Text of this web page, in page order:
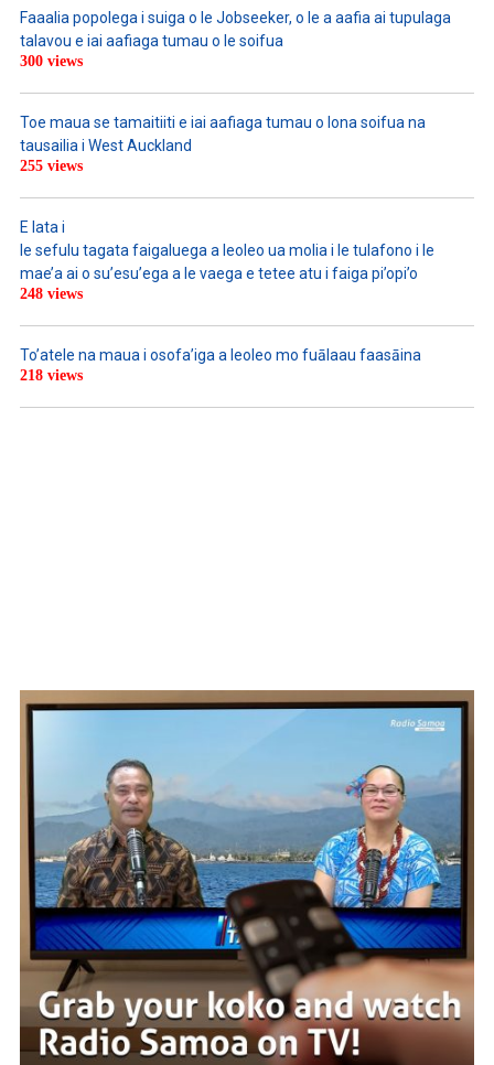
Faaalia popolega i suiga o le Jobseeker, o le a aafia ai tupulaga
talavou e iai aafiaga tumau o le soifua
300 views
Toe maua se tamaitiiti e iai aafiaga tumau o lona soifua na
tausailia i West Auckland
255 views
E lata i
le sefulu tagata faigaluega a leoleo ua molia i le tulafono i le
mae’a ai o su’esu’ega a le vaega e tetee atu i faiga pi’opi’o
248 views
To’atele na maua i osofa’iga a leoleo mo fuālaau faasāina
218 views